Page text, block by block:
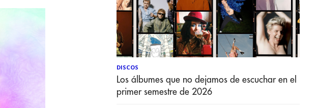
DISCOS
Los álbumes que no dejamos de escuchar en el
primer semestre de 2026